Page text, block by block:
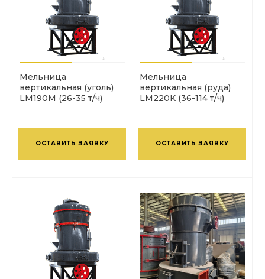
Мельница
вертикальная (уголь)
LM190М (26-35 т/ч)
ОСТАВИТЬ ЗАЯВКУ
Мельница
вертикальная (руда)
LM220K (36-114 т/ч)
ОСТАВИТЬ ЗАЯВКУ